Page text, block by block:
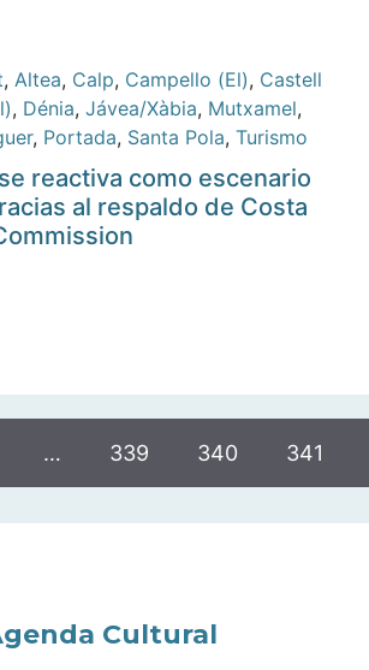
, Altea, Calp, Campello (El), Castell
, Dénia, Jávea/Xàbia, Mutxamel,
, Portada, Santa Pola, Turismo
reactiva como escenario
al respaldo de Costa
… 339 340 341
Cultural